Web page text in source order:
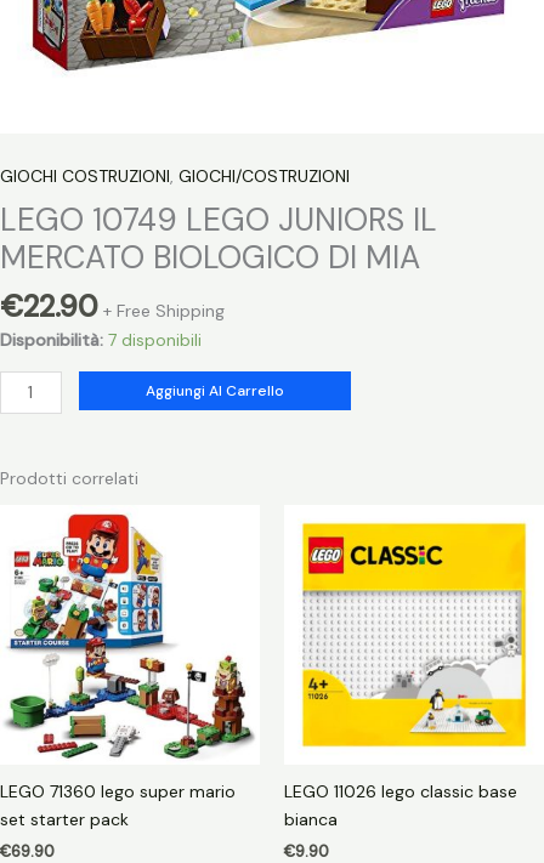
GIOCHI COSTRUZIONI, GIOCHI/COSTRUZIONI
LEGO 10749 LEGO JUNIORS IL
MERCATO BIOLOGICO DI MIA
€22.90 + Free Shipping
Disponibilità: 7 disponibili
LEGO
10749
JUNIORS
MERCATO
BIOLOGICO
MIA
quantità
Aggiungi Al Carrello
Prodotti correlati
LEGO 71360 lego super mario
set starter pack
€69.90
LEGO 11026 lego classic base
bianca
€9.90